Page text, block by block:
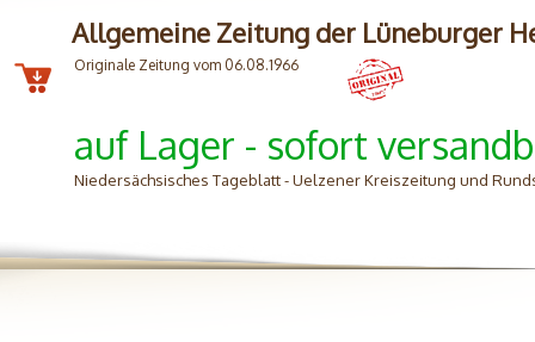
Allgemeine Zeitung der Lüneburger
Originale Zeitung vom 06.08.1966
auf Lager - sofort
Niedersächsisches Tageblatt - Uelzener Kreiszeitung und